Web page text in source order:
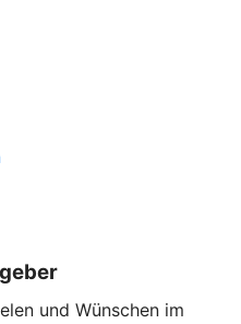
und Wünschen im